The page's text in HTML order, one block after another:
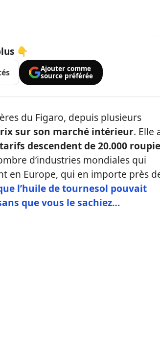
👇
Ajouter comme
source préférée
du Figaro, depuis plusieurs
sur son marché intérieur. Elle
descendent de 20.000
d’industries mondiales qui
en Europe, qui en importe près
l’huile de tournesol pouvait
que vous le sachiez…